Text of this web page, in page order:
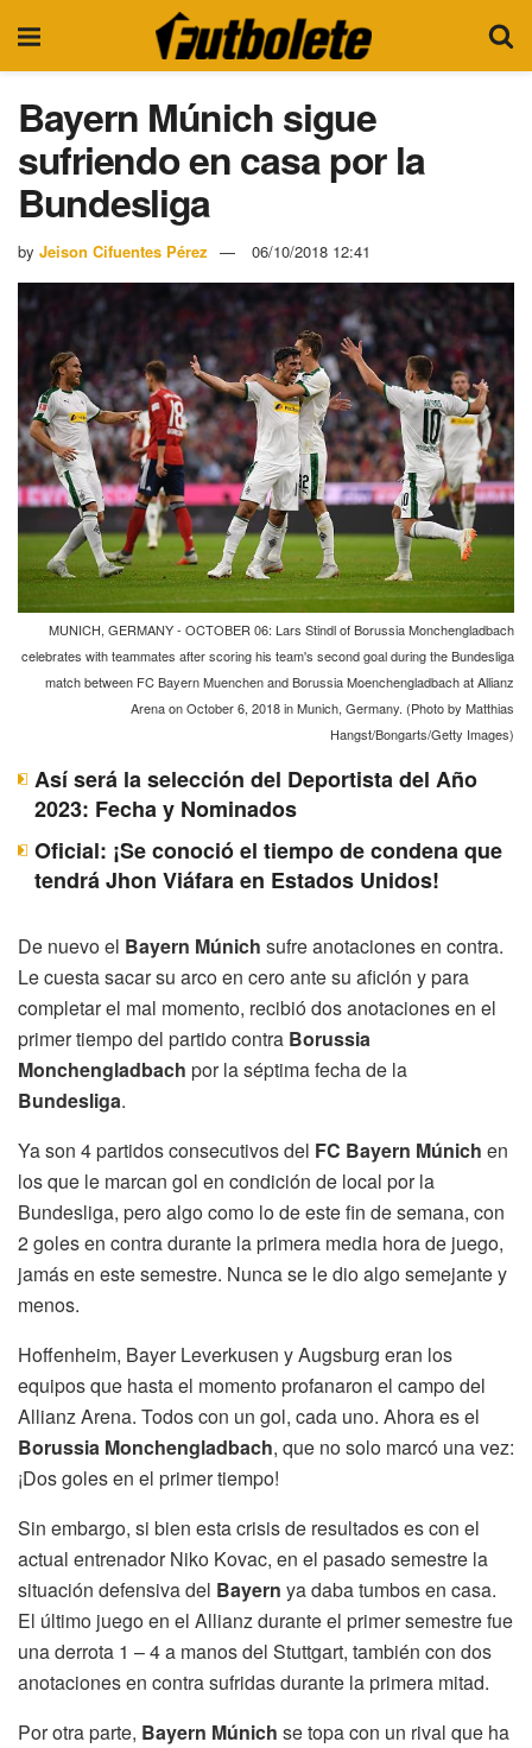
Bayern Múnich sigue
sufriendo en casa por la
Bundesliga
by Jeison Cifuentes Pérez 06/10/2018 12:41
MUNICH, GERMANY - OCTOBER 06: Lars Stindl of Borussia Monchengladbach
celebrates with teammates after scoring his team's second goal during the Bundesliga
match between FC Bayern Muenchen and Borussia Moenchengladbach at Allianz
Arena on October 6, 2018 in Munich, Germany. (Photo by Matthias
Hangst/Bongarts/Getty Images)
Así será la selección del Deportista del Año
2023: Fecha y Nominados
Oficial: ¡Se conoció el tiempo de condena que
tendrá Jhon Viáfara en Estados Unidos!
De nuevo el Bayern Múnich sufre anotaciones en contra.
Le cuesta sacar su arco en cero ante su afición y para
completar el mal momento, recibió dos anotaciones en el
primer tiempo del partido contra Borussia
Monchengladbach por la séptima fecha de la
Bundesliga.
Ya son 4 partidos consecutivos del FC Bayern Múnich en
los que le marcan gol en condición de local por la
Bundesliga, pero algo como lo de este fin de semana, con
2 goles en contra durante la primera media hora de juego,
jamás en este semestre. Nunca se le dio algo semejante y
menos.
Hoffenheim, Bayer Leverkusen y Augsburg eran los
equipos que hasta el momento profanaron el campo del
Allianz Arena. Todos con un gol, cada uno. Ahora es el
Borussia Monchengladbach, que no solo marcó una vez:
¡Dos goles en el primer tiempo!
Sin embargo, si bien esta crisis de resultados es con el
actual entrenador Niko Kovac, en el pasado semestre la
situación defensiva del Bayern ya daba tumbos en casa.
El último juego en el Allianz durante el primer semestre fue
una derrota 1 – 4 a manos del Stuttgart, también con dos
anotaciones en contra sufridas durante la primera mitad.
Por otra parte, Bayern Múnich se topa con un rival que ha